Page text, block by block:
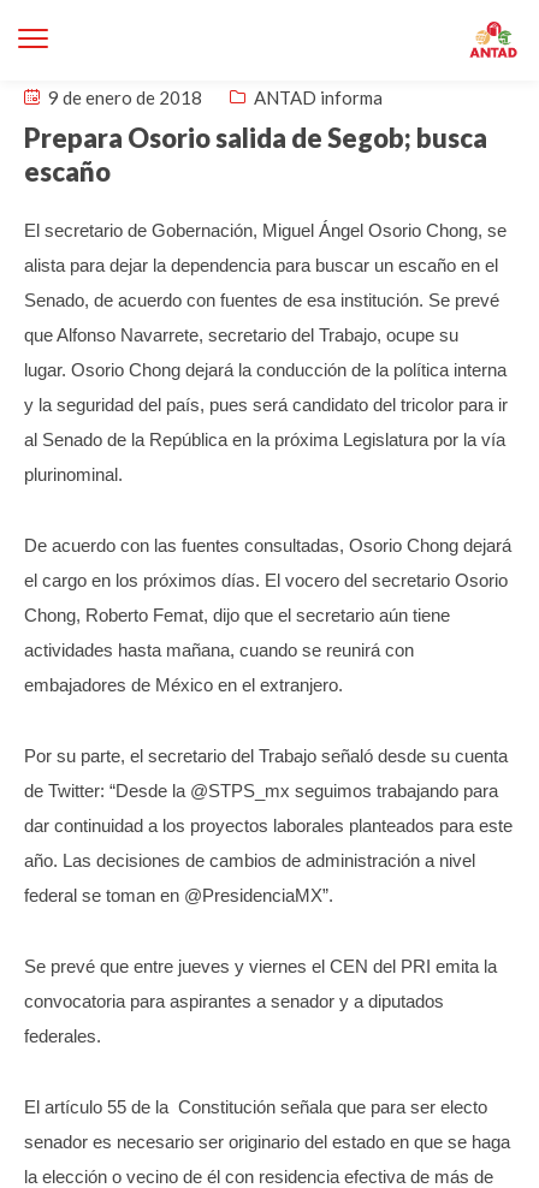
9 de enero de 2018 ANTAD informa
Prepara Osorio salida de Segob; busca
escaño
El secretario de Gobernación, Miguel Ángel Osorio Chong, se
alista para dejar la dependencia para buscar un escaño en el
Senado, de acuerdo con fuentes de esa institución. Se prevé
que Alfonso Navarrete, secretario del Trabajo, ocupe su
lugar. Osorio Chong dejará la conducción de la política interna
y la seguridad del país, pues será candidato del tricolor para ir
al Senado de la República en la próxima Legislatura por la vía
plurinominal.
De acuerdo con las fuentes consultadas, Osorio Chong dejará
el cargo en los próximos días. El vocero del secretario Osorio
Chong, Roberto Femat, dijo que el secretario aún tiene
actividades hasta mañana, cuando se reunirá con
embajadores de México en el extranjero.
Por su parte, el secretario del Trabajo señaló desde su cuenta
de Twitter: “Desde la @STPS_mx seguimos trabajando para
dar continuidad a los proyectos laborales planteados para este
año. Las decisiones de cambios de administración a nivel
federal se toman en @PresidenciaMX”.
Se prevé que entre jueves y viernes el CEN del PRI emita la
convocatoria para aspirantes a senador y a diputados
federales.
El artículo 55 de la Constitución señala que para ser electo
senador es necesario ser originario del estado en que se haga
la elección o vecino de él con residencia efectiva de más de